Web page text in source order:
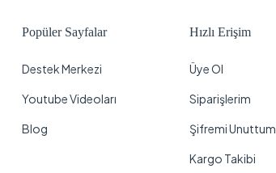
Popüler Sayfalar
Destek Merkezi
Youtube Videoları
Blog
Hızlı Erişim
Üye Ol
Siparişlerim
Şifremi Unuttum
Kargo Takibi